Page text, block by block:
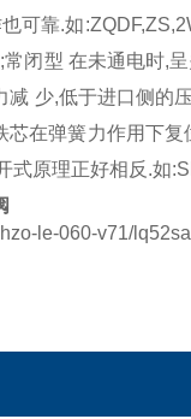
可靠.如
闭型 在未通电时,
少,低于进口侧的
在弹簧力作用下
式原理正好相反.如
le-060-v71/